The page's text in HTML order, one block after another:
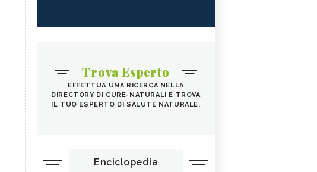
Trova Esperto
EFFETTUA UNA RICERCA NELLA
DIRECTORY DI CURE-NATURALI E TROVA
IL TUO ESPERTO DI SALUTE NATURALE.
Enciclopedia